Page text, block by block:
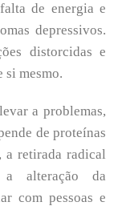
de energia e
depressivos.
distorcidas e
si mesmo.
a problemas,
de proteínas
a retirada radical
a alteração da
com pessoas e